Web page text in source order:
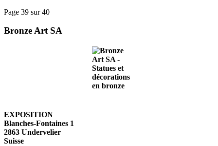
Page 39 sur 40
Bronze Art SA
EXPOSITION
Blanches-Fontaines 1
2863 Undervelier
Suisse